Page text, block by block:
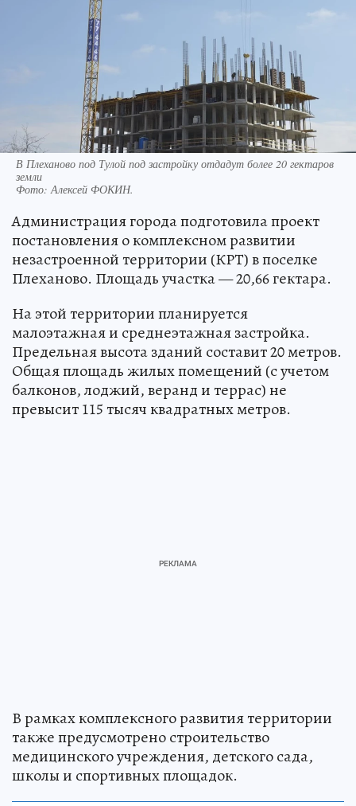
В Плеханово под Тулой под застройку отдадут более 20 гектаров
земли
Фото: Алексей ФОКИН.
Администрация города подготовила проект
постановления о комплексном развитии
незастроенной территории (КРТ) в поселке
Плеханово. Площадь участка — 20,66 гектара.
На этой территории планируется
малоэтажная и среднеэтажная застройка.
Предельная высота зданий составит 20 метров.
Общая площадь жилых помещений (с учетом
балконов, лоджий, веранд и террас) не
превысит 115 тысяч квадратных метров.
В рамках комплексного развития территории
также предусмотрено строительство
медицинского учреждения, детского сада,
школы и спортивных площадок.